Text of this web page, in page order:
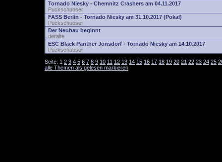
Tornado Niesky - Chemnitz Crashers am 04.11.2017
Puckschubser
FASS Berlin - Tornado Niesky am 31.10.2017 (Pokal)
Puckschubser
Der Neubau beginnt
deralte
ESC Black Panther Jonsdorf - Tornado Niesky am 14.10.2017
Puckschubser
Seite: 1 2 3 4 5 6 7 8 9 10 11 12 13 14 15 16 17 18 19 20 21 22 23 24 25
alle Themen als gelesen markieren